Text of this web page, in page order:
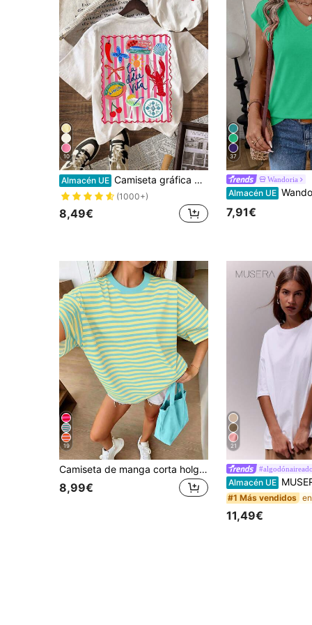
10
Almacén UE Camiseta gráfica de langosta a rayas, camiseta casual de cuello redondo de manga corta simple para mujer, atuendo de vacaciones de verano blanco
(1000+)
8,49€
37
Wandoria
Almacén UE Wandoria Camiseta casual
7,91€
19
Camiseta de manga corta holgada y de corte oversize, casual para vacaciones de verano para mujeres
8,99€
21
#algodónaireado
Almacén UE MUSERA Camiseta de cuello redondo suave y oversize,
#1 Más vendidos
11,49€